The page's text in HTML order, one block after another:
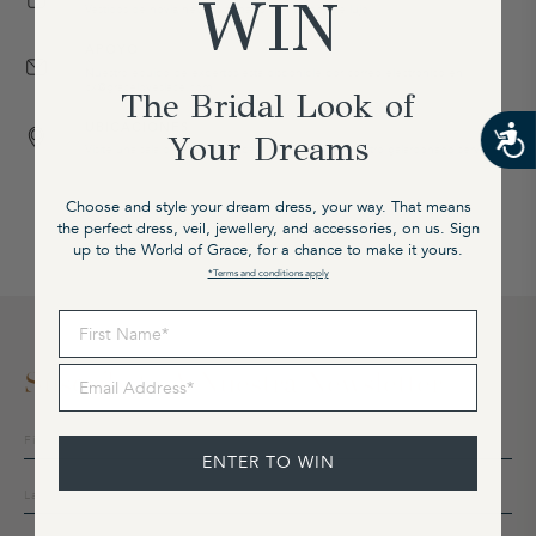
Vestidos de novia hechos a mano con tejidos de lujo.
Visite una sala de exposición para experimentar nuestro galardonado servicio.
Suscríbete A Nuestra Newsletter
Suscríbete
a
lista
WIN
The Bridal Look of
Your Dreams
Choose and style your dream dress, your way. That means
the perfect dress, veil, jewellery, and accessories, on us. Sign
up to the World of Grace, for a chance to make it yours.
*Terms and conditions apply
ENTER TO WIN